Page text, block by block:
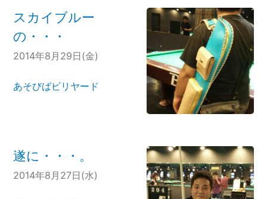
スカイブルー
の・・・
2014年8月29日(金)
あそびばビリヤード
遂に・・・。
2014年8月27日(水)